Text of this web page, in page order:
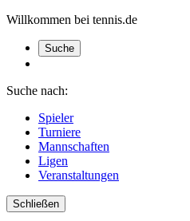
Willkommen bei tennis.de
Suche
Suche nach:
Spieler
Turniere
Mannschaften
Ligen
Veranstaltungen
Schließen